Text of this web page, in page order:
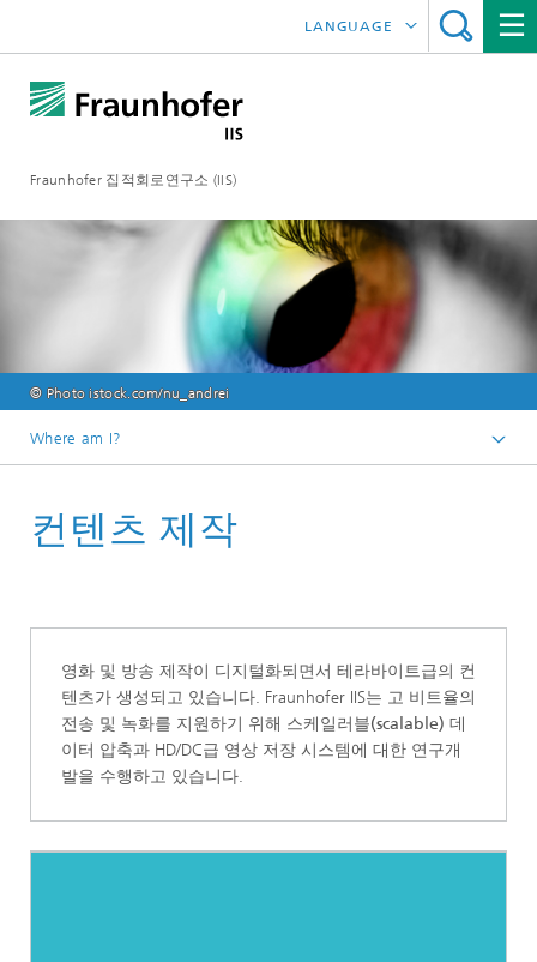
Fraunhofer 집적회로연구소 (IIS)
LANGUAGE
中文
© Photo istock.com/nu_andrei
Where am I?
연구분야
컨텐츠 제작
영화 및 방송 제작이 디지털화되면서 테라바이트급의 컨
텐츠가 생성되고 있습니다. Fraunhofer IIS는 고 비트율의
전송 및 녹화를 지원하기 위해 스케일러블(scalable) 데
이터 압축과 HD/DC급 영상 저장 시스템에 대한 연구개
발을 수행하고 있습니다.